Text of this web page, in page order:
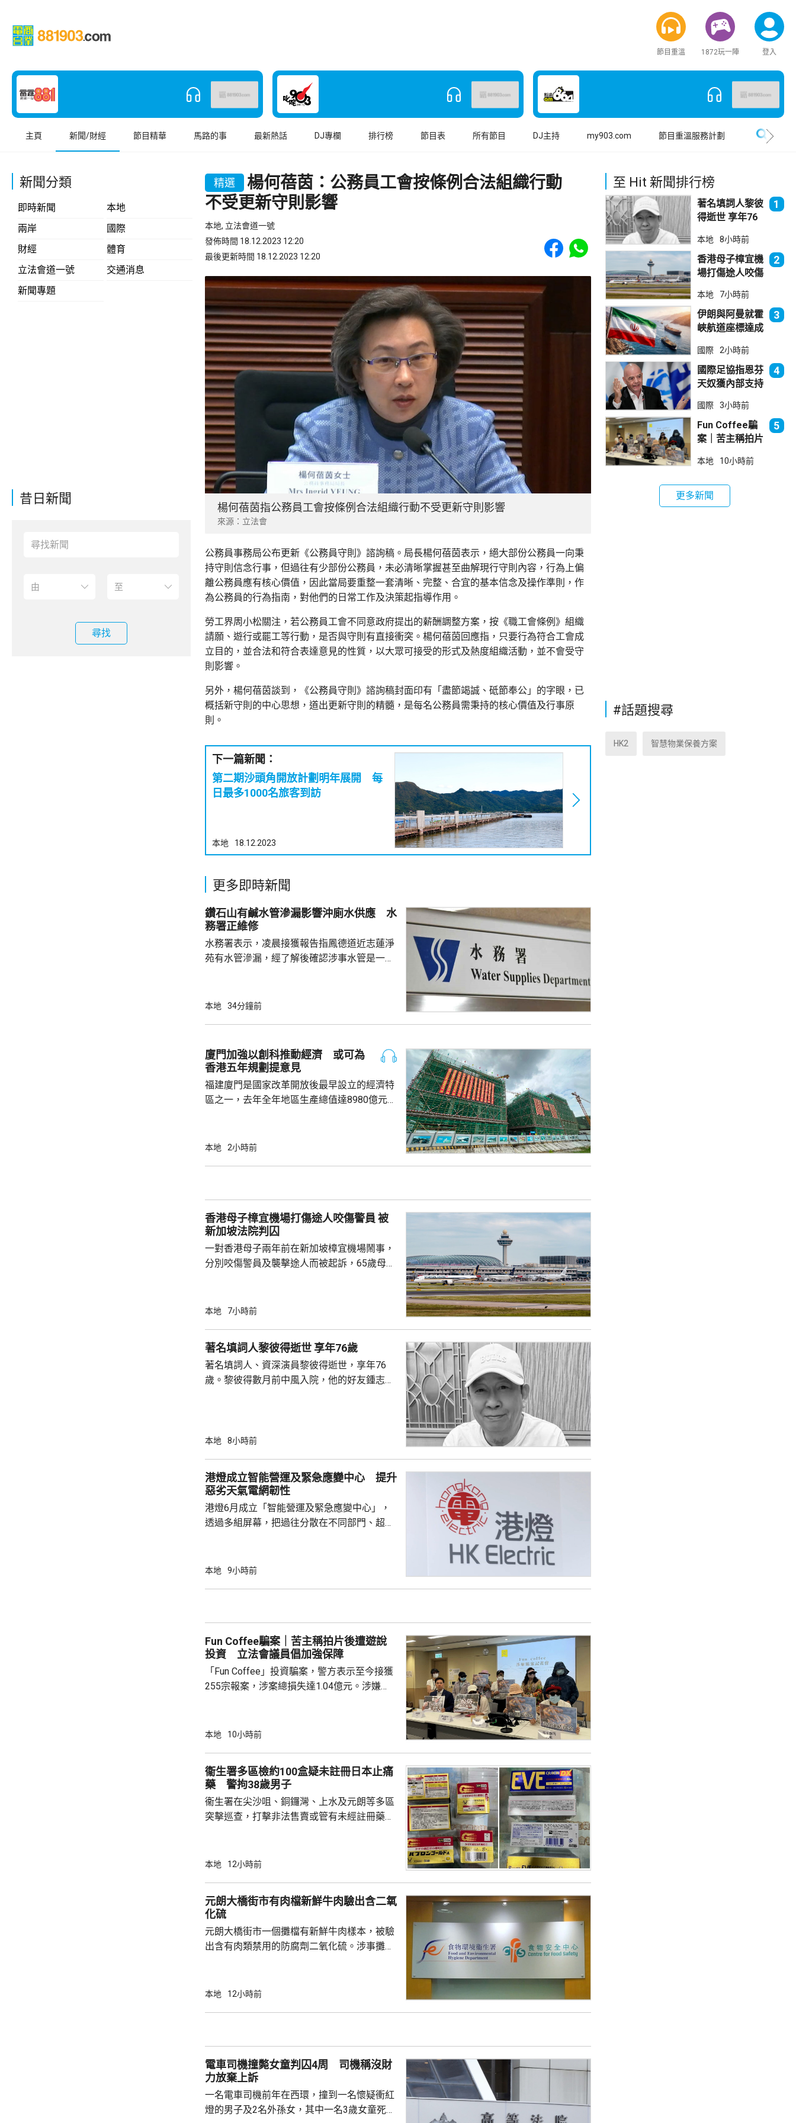
節目重溫 1872玩一陣 登入
主頁 新聞/財經 節目精華 馬路的事 最新熱話 DJ專欄 排行榜 節目表 所有節目 DJ主持 my903.com 節目重溫服務計劃
新聞分類
即時新聞
本地
兩岸
國際
財經
體育
立法會道一號
交通消息
新聞專題
昔日新聞
尋找
精選
楊何蓓茵：公務員工會按條例合法組織行動
不受更新守則影響
本地, 立法會道一號
發佈時間 18.12.2023 12:20
最後更新時間 18.12.2023 12:20
Share to Facebook
Share to WhatsApp
楊何蓓茵指公務員工會按條例合法組織行動不受更新守則影響
來源：立法會
公務員事務局公布更新《公務員守則》諮詢稿。局長楊何蓓茵表示，絕大部份公務員一向秉
持守則信念行事，但過往有少部份公務員，未必清晰掌握甚至曲解現行守則內容，行為上偏
離公務員應有核心價值，因此當局要重整一套清晰、完整、合宜的基本信念及操作準則，作
為公務員的行為指南，對他們的日常工作及決策起指導作用。
勞工界周小松關注，若公務員工會不同意政府提出的薪酬調整方案，按《職工會條例》組織
請願、遊行或罷工等行動，是否與守則有直接衝突。楊何蓓茵回應指，只要行為符合工會成
立目的，並合法和符合表達意見的性質，以大眾可接受的形式及熱度組織活動，並不會受守
則影響。
另外，楊何蓓茵談到，《公務員守則》諮詢稿封面印有「盡節竭誠、砥節奉公」的字眼，已
概括新守則的中心思想，道出更新守則的精髓，是每名公務員需秉持的核心價值及行事原
則。
下一篇新聞：
第二期沙頭角開放計劃明年展開 每
日最多1000名旅客到訪
本地 18.12.2023
更多即時新聞
鑽石山有鹹水管滲漏影響沖廁水供應 水
務署正維修
水務署表示，凌晨接獲報告指鳳德道近志蓮淨
苑有水管滲漏，經了解後確認涉事水管是一條
力進行維修，並會盡快完成有關的水管維修工
本地 34分鐘前
廈門加強以創科推動經濟 或可為
香港五年規劃提意見
福建廈門是國家改革開放後最早設立的經濟特
區之一，去年全年地區生產總值達8980億元人
創新科技引領工程，加快建設多個科學城和實
運」模式，累計已完成13個項目，並有54個重
點推進項目，總...
本地 2小時前
香港母子樟宜機場打傷途人咬傷警員 被
新加坡法院判囚
一對香港母子兩年前在新加坡樟宜機場鬧事，
分別咬傷警員及襲擊途人而被起訴，65歲母親
成，到周一判刑，母親被判入獄6個月，兒子
大樓，兒子誤以為被人嘲笑，突然情緒失控踢
向母親，期間一名69歲男子上前慰問，但被要
求行開，兒子期間不斷挑釁對方...
本地 7小時前
著名填詞人黎彼得逝世 享年76歲
著名填詞人、資深演員黎彼得逝世，享年76
歲。黎彼得數月前中風入院，他的好友鍾志光
詞，當中與歌神許冠傑合作無間，創作出《浪
《有酒今朝醉》等眾多經典歌曲。他曾在本台
主持深夜清談節目《豪情夜話》，亦曾任職編
劇及電影監製，並參與電影及電視劇演出...
本地 8小時前
港燈成立智能營運及緊急應變中心 提升
惡劣天氣電網韌性
港燈6月成立「智能營運及緊急應變中心」，
透過多組屏幕，把過往分散在不同部門、超過
況、風險警示及前線事故資訊，在遇上惡劣天
絡「可視化」。其中去年起構建的「低壓電網
管理系統」，可將低壓電網的運行情況...
本地 9小時前
Fun Coffee騙案｜苦主稱拍片後遭遊說
投資 立法會議員倡加強保障
「Fun Coffee」投資騙案，警方表示至今接獲
255宗報案，涉案總損失達1.04億元。涉嫌
及拍宣傳片，承諾每條短片可獲400元，其後
「跑步可以賺美金」 團隊共損失約1400萬
有苦主承認，為了賺外快而參與拍片，其後有
項目負責...
本地 10小時前
衞生署多區檢約100盒疑未註冊日本止痛
藥 警拘38歲男子
衞生署在尖沙咀、銅鑼灣、上水及元朗等多區
突擊巡查，打擊非法售賣或管有未經註冊藥
方拘捕一名38歲男子，涉嫌非法管有未經註冊
含有非類固醇消炎止痛藥「布洛芬」，以及鴉
片類鎮痛藥「二氫可待因」的藥劑製品。署方
會繼續調查和跟進，並會在證據充分時...
本地 12小時前
元朗大橋街市有肉檔新鮮牛肉驗出含二氧
化硫
元朗大橋街市一個攤檔有新鮮牛肉樣本，被驗
出含有肉類禁用的防腐劑二氧化硫。涉事攤檔
二氧化硫。中心正與攤檔跟進有關違規事項，
能會出現氣喘、頭痛或噁心等徵狀。中心提醒
市民，應向可靠的商戶買肉，切勿購...
本地 12小時前
電車司機撞斃女童判囚4周 司機稱沒財
力放棄上訴
一名電車司機前年在西環，撞到一名懷疑衝紅
燈的男子及2名外孫女，其中一名3歲女童死
至 Hit 新聞排行榜
著名填詞人黎彼
得逝世 享年76
1
本地 8小時前
香港母子樟宜機
場打傷途人咬傷
法院判囚
2
本地 7小時前
伊朗與阿曼就霍
峽航道座標達成
部分途經伊朗領
海
3
國際 2小時前
國際足協指恩芬
天奴獲內部支持
4
國際 3小時前
Fun Coffee騙
案｜苦主稱拍片
立法會議員倡加
5
本地 10小時前
更多新聞
#話題搜尋
HK2 智慧物業保養方案